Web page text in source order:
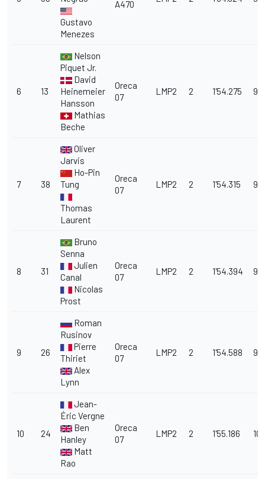
Gustavo
Menezes
A470
6 13
Nelson
Piquet Jr.
David
Heinemeier
Hansson
Mathias
Beche
Oreca
07
LMP2 2 1'54.275
7 38
Oliver
Jarvis
Ho-Pin
Tung
Thomas
Laurent
Oreca
07
LMP2 2 1'54.315
8 31
Bruno
Senna
Julien
Canal
Nicolas
Prost
Oreca
07
LMP2 2 1'54.394
9 26
Roman
Rusinov
Pierre
Thiriet
Alex
Lynn
Oreca
07
LMP2 2 1'54.588
10 24
Jean-
Éric Vergne
Ben
Hanley
Matt
Rao
Oreca
07
LMP2 2 1'55.186